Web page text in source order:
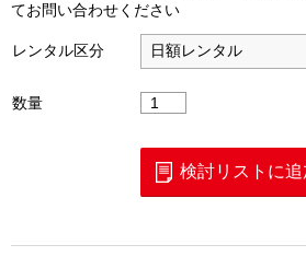
てお問い合わせください
レンタル区分
数量
AQ7290F
3
長
検討リストに追